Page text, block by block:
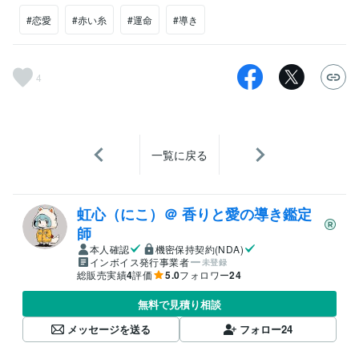
#恋愛 #赤い糸 #運命 #導き
4
一覧に戻る
虹心（にこ）＠ 香りと愛の導き鑑定
師
本人確認
機密保持契約(NDA)
インボイス発行事業者
未登録
総販売実績4評価 5.0フォロワー24
無料で見積り相談
メッセージを送る
フォロー24